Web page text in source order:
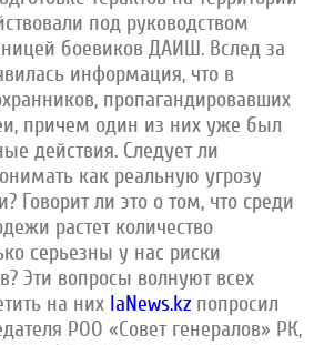
под руководством
боевиков ДАИШ. Вслед за
информация, что в
пропагандировавших
причем один из них уже был
действия. Следует ли
как реальную угрозу
Говорит ли это о том, что среди
растет количество
серьезны у нас риски
Эти вопросы волнуют всех
на них IaNews.kz попросил
РОО «Совет генералов» РК,